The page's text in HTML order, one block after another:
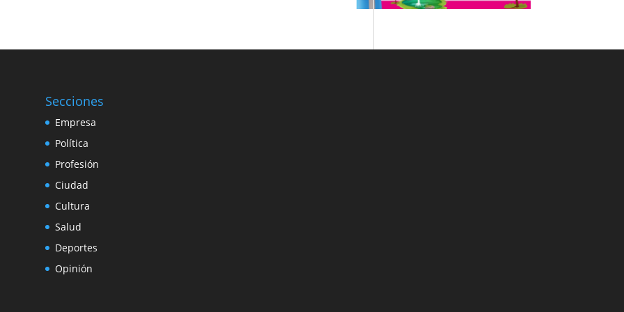
Secciones
Empresa
Política
Profesión
Ciudad
Cultura
Salud
Deportes
Opinión